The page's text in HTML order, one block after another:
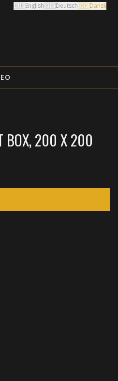
🇬🇧English🇩🇪Deutsch🇩🇰Dansk
BOX, 200 X 200